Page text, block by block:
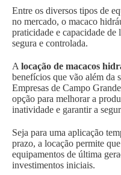
Entre os diversos tipos de
no mercado, o macaco
praticidade e capacidade de
segura e controlada.
A locação de macacos
benefícios que vão além da
Empresas de Campo
opção para melhorar a
inatividade e garantir a
Seja para uma aplicação
prazo, a locação permite
equipamentos de última
investimentos iniciais.